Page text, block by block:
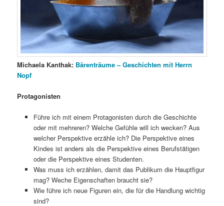
Michaela Kanthak: Bärenträume – Geschichten mit Herrn
Nopf
Protagonisten
Führe ich mit einem Protagonisten durch die Geschichte
oder mit mehreren? Welche Gefühle will ich wecken? Aus
welcher Perspektive erzähle ich? Die Perspektive eines
Kindes ist anders als die Perspektive eines Berufstätigen
oder die Perspektive eines Studenten.
Was muss ich erzählen, damit das Publikum die Hauptfigur
mag? Weche Eigenschaften braucht sie?
Wie führe ich neue Figuren ein, die für die Handlung wichtig
sind?